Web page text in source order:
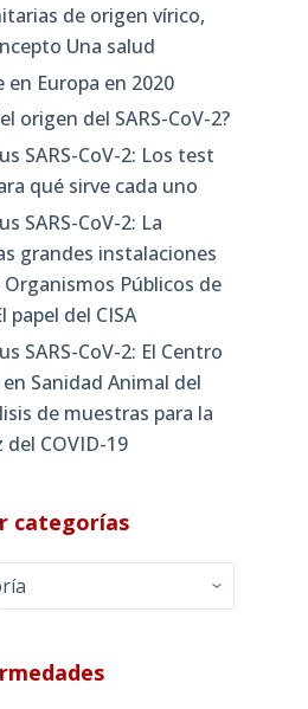
de origen vírico,
Una salud
en Europa en 2020
origen del SARS-CoV-2?
SARS-CoV-2: Los test
qué sirve cada uno
SARS-CoV-2: La
grandes instalaciones
Públicos de
papel del CISA
SARS-CoV-2: El Centro
Sanidad Animal del
de muestras para la
COVID-19
categorías